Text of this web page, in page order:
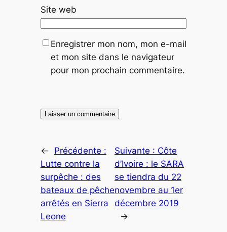
Site web
Enregistrer mon nom, mon e-mail
et mon site dans le navigateur
pour mon prochain commentaire.
←
Précédente :
Lutte contre la
surpêche : des
bateaux de pêche
arrêtés en Sierra
Leone
Suivante : Côte
d’Ivoire : le SARA
se tiendra du 22
novembre au 1er
décembre 2019
→